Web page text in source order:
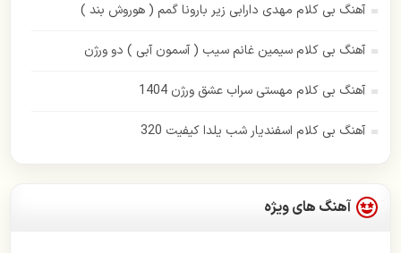
حمید هیراد
آهنگ بی کلام مهدی دارابی زیر بارونا گمم ( هوروش بند )
آهنگ بی کلام سیمین غانم سیب ( آسمون آبی ) دو ورژن
آهنگ بی کلام مهستی سراب عشق ورژن 1404
آهنگ بی کلام اسفندیار شب یلدا کیفیت 320
آهنگ های ویژه